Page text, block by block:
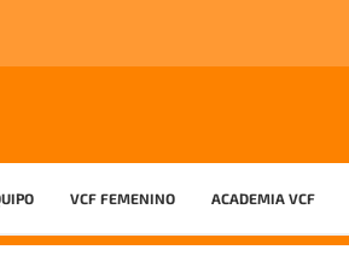
VCF FEMENINO ACADEMIA VCF